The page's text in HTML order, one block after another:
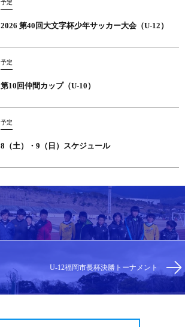
予定
2026 第40回大文字杯少年サッカー大会（U-12）
予定
第10回仲間カップ（U-10）
予定
8（土）・9（日）スケジュール
U-12福岡市長杯決勝トーナメント